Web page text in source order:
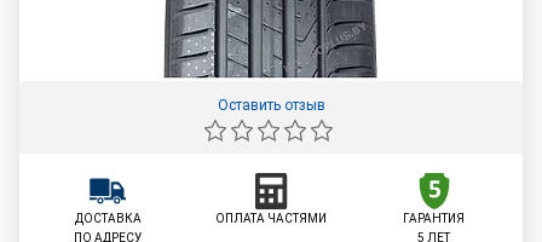
Оставить отзыв
ДОСТАВКА
ПО АДРЕСУ
ОПЛАТА ЧАСТЯМИ
ГАРАНТИЯ
5 ЛЕТ